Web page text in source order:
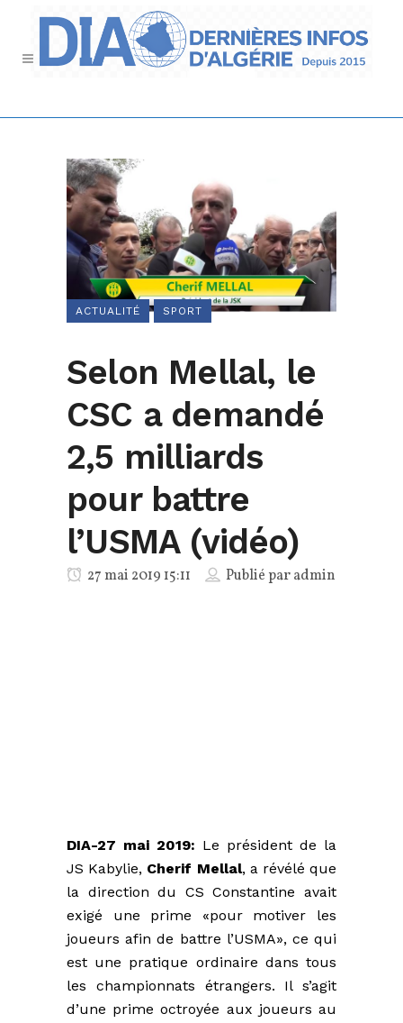
ACTUALITÉ SPORT
Selon Mellal, le
CSC a demandé
2,5 milliards
pour battre
l’USMA (vidéo)
27 mai 2019 15:11 Publié paradmin
DIA-27 mai 2019: Le président de la
JS Kabylie, Cherif Mellal, a révélé que
la direction du CS Constantine avait
exigé une prime «pour motiver les
joueurs afin de battre l’USMA», ce qui
est une pratique ordinaire dans tous
les championnats étrangers. Il s’agit
d’une prime octroyée aux joueurs au